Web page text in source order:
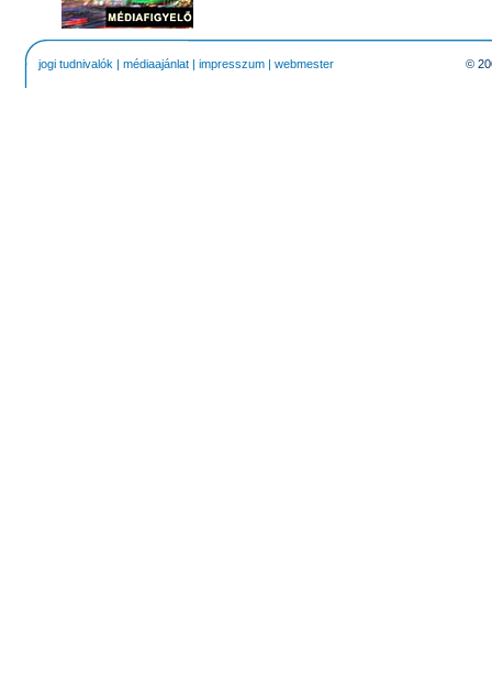
jogi tudnivalók | médiaajánlat | impresszum | webmester ©